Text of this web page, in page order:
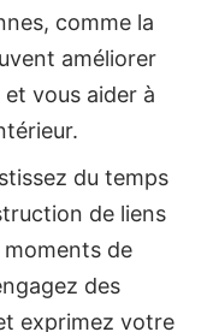
comme la
améliorer
vous aider à
du temps
de liens
de
des
exprimez votre